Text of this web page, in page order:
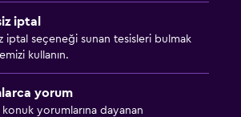
iptal
iptal seçeneği sunan tesisleri bulmak
kullanın.
yorum
yorumlarına dayanan